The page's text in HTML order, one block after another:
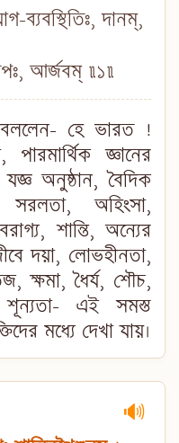
ব্যবস্থিতিঃ, দানম্,
আর্জবম্ ॥১॥
বললেন- হে ভারত !
জ্ঞানের
অনুষ্ঠান, বৈদিক
সরলতা, অহিংসা,
শান্তি, অন্যের
দয়া, লোভহীনতা,
ক্ষমা, ধৈর্য, শৌচ,
শূন্যতা- এই সমস্ত
মধ্যে দেখা যায়।
🔊